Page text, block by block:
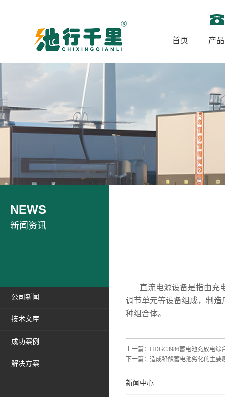
首页 产
新闻资讯
NEWS
公司新闻
技术文库
成功案例
解决方案
直流电源设备是指由充电
调节单元等设备组成，制
种组合体。
上一篇： HDGC3986蓄电池充放电综
下一篇： 造成铅酸蓄电池劣化的主要
新闻中心